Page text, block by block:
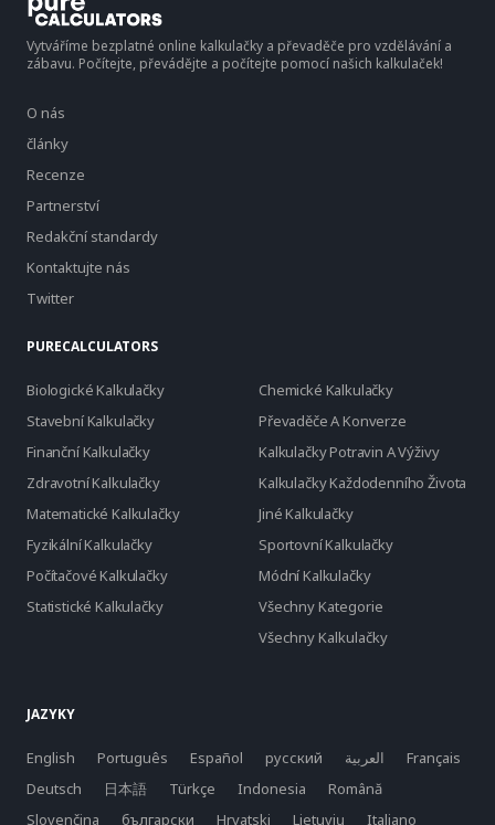
Vytváříme bezplatné online kalkulačky a převaděče pro vzdělávání a
zábavu. Počítejte, převádějte a počítejte pomocí našich kalkulaček!
O nás
články
Recenze
Partnerství
Redakční standardy
Kontaktujte nás
Twitter
PURECALCULATORS
Biologické Kalkulačky
Chemické Kalkulačky
Stavební Kalkulačky
Převaděče A Konverze
Finanční Kalkulačky
Kalkulačky Potravin A Výživy
Zdravotní Kalkulačky
Kalkulačky Každodenního Života
Matematické Kalkulačky
Jiné Kalkulačky
Fyzikální Kalkulačky
Sportovní Kalkulačky
Počítačové Kalkulačky
Módní Kalkulačky
Statistické Kalkulačky
Všechny Kategorie
Všechny Kalkulačky
JAZYKY
English Português Español русский العربية
Français
Deutsch
日本語 Türkçe Indonesia
Română
Slovenčina
български Hrvatski Lietuvių Italiano